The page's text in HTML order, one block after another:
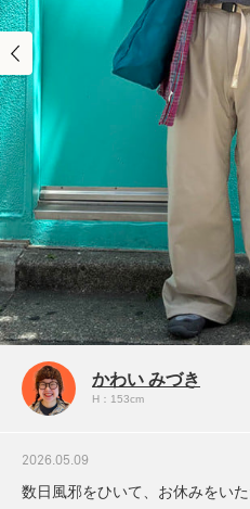
かわい みづき
H：153cm
2026.05.09
数日風邪をひいて、お休みをい